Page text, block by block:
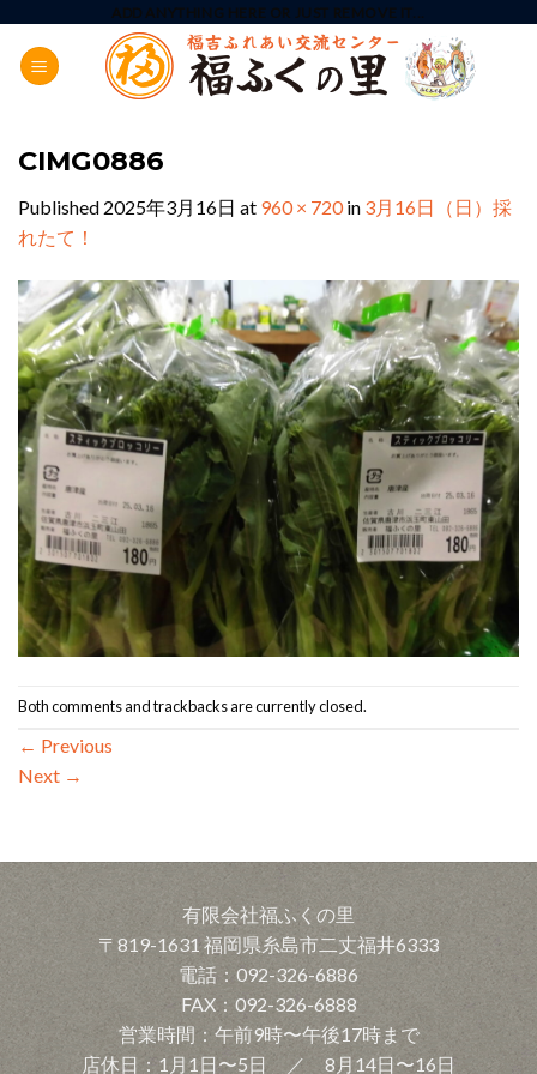
content
ADD ANYTHING HERE OR JUST REMOVE IT...
CIMG0886
Published 2025年3月16日 at 960 × 720in 3月16日（日）採
れたて！
Both comments and trackbacks are currently closed.
← Previous
Next →
有限会社福ふくの里
〒819-1631 福岡県糸島市二丈福井6333
電話：092-326-6886
FAX：092-326-6888
営業時間：午前9時〜午後17時まで
店休日：1月1日〜5日 ／ 8月14日〜16日